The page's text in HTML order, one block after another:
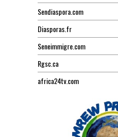
Sendiaspora.com
Diasporas.fr
Seneimmigre.com
Rgsc.ca
africa24tv.com